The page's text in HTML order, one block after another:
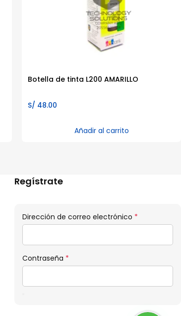
Botella de tinta L200 AMARILLO
S/ 48.00
Añadir al carrito
Regístrate
Dirección de correo electrónico *
Contraseña *